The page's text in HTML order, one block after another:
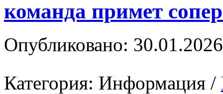
команда примет
Опубликовано:
Категория: Информация /